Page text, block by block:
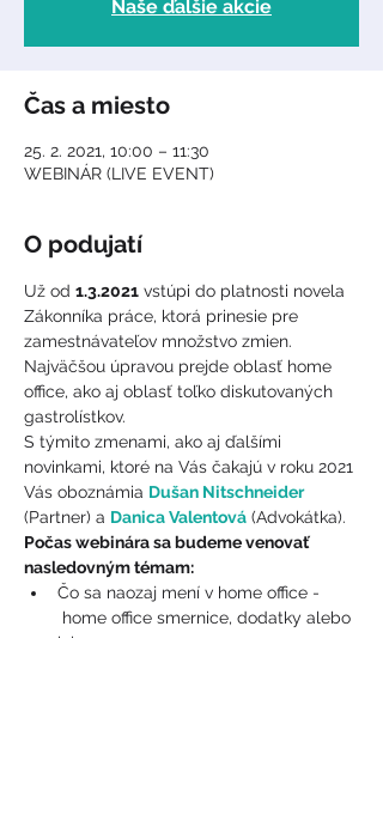
Naše ďalšie akcie
Čas a miesto
25. 2. 2021, 10:00 – 11:30
WEBINÁR (LIVE EVENT)
O podujatí
Už od 1.3.2021 vstúpi do platnosti novela
Zákonníka práce, ktorá prinesie pre
zamestnávateľov množstvo zmien.
Najväčšou úpravou prejde oblasť home
office, ako aj oblasť toľko diskutovaných
gastrolístkov.
S týmito zmenami, ako aj ďalšími
novinkami, ktoré na Vás čakajú v roku 2021
Vás oboznámia Dušan Nitschneider
(Partner) a Danica Valentová (Advokátka).
Počas webinára sa budeme venovať
nasledovným témam:
Čo sa naozaj mení v home office -
home office smernice, dodatky alebo
ich zmeny